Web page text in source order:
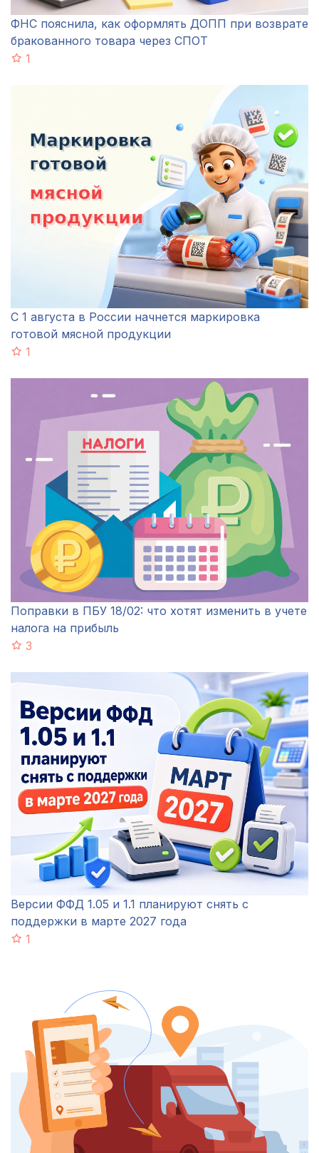
ФНС пояснила, как оформлять ДОПП при возврате
бракованного товара через СПОТ
1
С 1 августа в России начнется маркировка
готовой мясной продукции
1
Поправки в ПБУ 18/02: что хотят изменить в учете
налога на прибыль
3
Версии ФФД 1.05 и 1.1 планируют снять с
поддержки в марте 2027 года
1